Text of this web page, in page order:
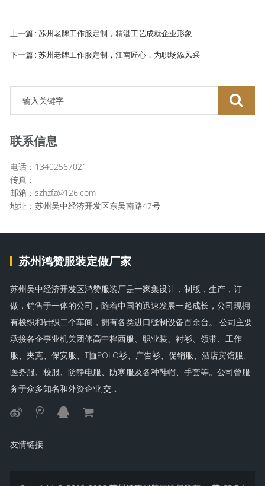
上一篇 : 苏州老牌工作服定制，精湛工艺成就企业形象
下一篇 : 苏州老牌工作服定制，江南匠心，为职场添风采
联系信息
电话：13402567021
传真：
邮箱：szhzfz@126.com
地址：苏州吴中经济开发区东吴南路47号
苏州鸿赞服装定做厂家
苏州吴中经济开发区鸿赞服装厂是一家集设计，制版，生产，订
做，销售于一体的公司，随着中国的迅速发展一起成长，公司现拥
有梭织和针织二个车间，拥有各类进口缝制设备百余台。 公司主要
承接各企事业机关团体高中档西服、职业装、衬衫、领带、工作
服、夹克、保安服、T恤POLO衫、广告衫、促销服、酒店宾馆服、
医务服、校服、防静电服、防寒服及各种鞋帽、手套等。公司曾服
务于众多知名和外资企业,交...
友情链接: